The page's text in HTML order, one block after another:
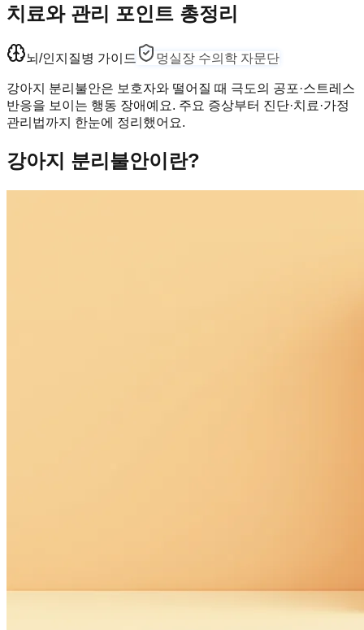
치료와 관리 포인트 총정리
뇌/인지 질병 가이드 멍실장 수의학 자문단
강아지 분리불안은 보호자와 떨어질 때 극도의 공포·스트레스
반응을 보이는 행동 장애예요. 주요 증상부터 진단·치료·가정
관리법까지 한눈에 정리했어요.
강아지 분리불안이란?